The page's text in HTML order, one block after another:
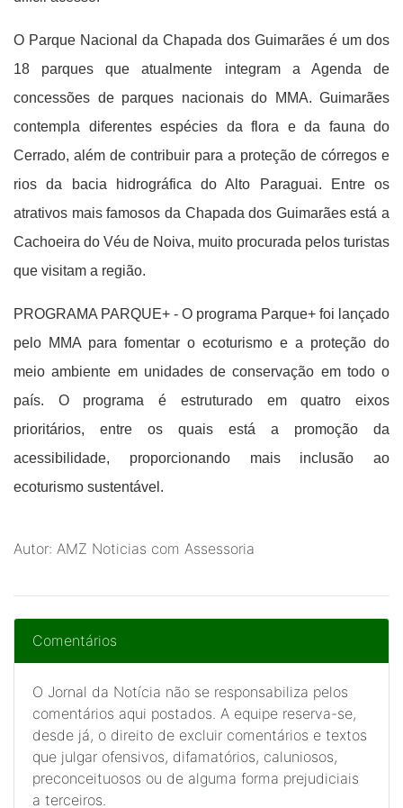
O Parque Nacional da Chapada dos Guimarães é um dos
18 parques que atualmente integram a Agenda de
concessões de parques nacionais do MMA. Guimarães
contempla diferentes espécies da flora e da fauna do
Cerrado, além de contribuir para a proteção de córregos e
rios da bacia hidrográfica do Alto Paraguai. Entre os
atrativos mais famosos da Chapada dos Guimarães está a
Cachoeira do Véu de Noiva, muito procurada pelos turistas
que visitam a região.
PROGRAMA PARQUE+ - O programa Parque+ foi lançado
pelo MMA para fomentar o ecoturismo e a proteção do
meio ambiente em unidades de conservação em todo o
país. O programa é estruturado em quatro eixos
prioritários, entre os quais está a promoção da
acessibilidade, proporcionando mais inclusão ao
ecoturismo sustentável.
Autor: AMZ Noticias com Assessoria
Comentários
O Jornal da Notícia não se responsabiliza pelos
comentários aqui postados. A equipe reserva-se,
desde já, o direito de excluir comentários e textos
que julgar ofensivos, difamatórios, caluniosos,
preconceituosos ou de alguma forma prejudiciais
a terceiros.